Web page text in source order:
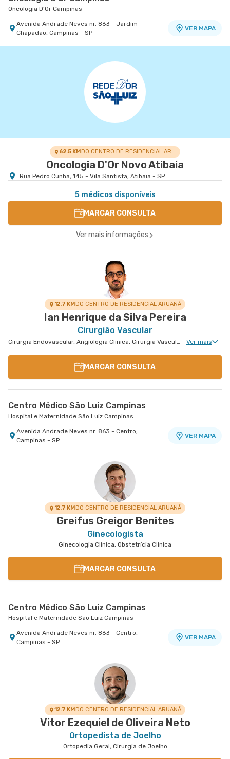
Oncologia D'Or Campinas
Avenida Andrade Neves nr. 863 - Jardim
Chapadao, Campinas - SP
VER MAPA
Oncologia D'Or Itaim
Rua Doutor Alceu de Campos Rodrigues nr. 46 5°
Andar - Edifício Visioner - Vila Nova Conceicao,
62.5 KM DO CENTRO DE RESIDENCIAL ARUANÃ
Oncologia D'Or Novo Atibaia
Rua Pedro Cunha, 145 - Vila Santista, Atibaia - SP
5 médicos disponíveis
MARCAR CONSULTA
Ver mais informações
12.7 KMDO CENTRO DE RESIDENCIAL ARUANÃ
Ian Henrique da Silva Pereira
Cirurgião Vascular
Cirurgia Endovascular, Angiologia Clinica, Cirurgia Vascular Para Acessos Vasculares, Cirurgia Vascular Para Colocação de Cateter Ver mais
MARCAR CONSULTA
Centro Médico São Luiz Campinas
Hospital e Maternidade São Luiz Campinas
Avenida Andrade Neves nr. 863 - Centro,
Campinas - SP
VER MAPA
12.7 KMDO CENTRO DE RESIDENCIAL ARUANÃ
Greifus Greigor Benites
Ginecologista
Ginecologia Clinica, Obstetrícia Clinica
MARCAR CONSULTA
Centro Médico São Luiz Campinas
Hospital e Maternidade São Luiz Campinas
Avenida Andrade Neves nr. 863 - Centro,
Campinas - SP
VER MAPA
12.7 KMDO CENTRO DE RESIDENCIAL ARUANÃ
Vitor Ezequiel de Oliveira Neto
Ortopedista de Joelho
Ortopedia Geral, Cirurgia de Joelho